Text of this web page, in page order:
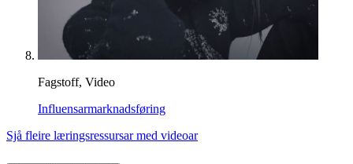
Fagstoff, Video
Influensarmarknadsføring
Sjå fleire læringsressursar med videoar